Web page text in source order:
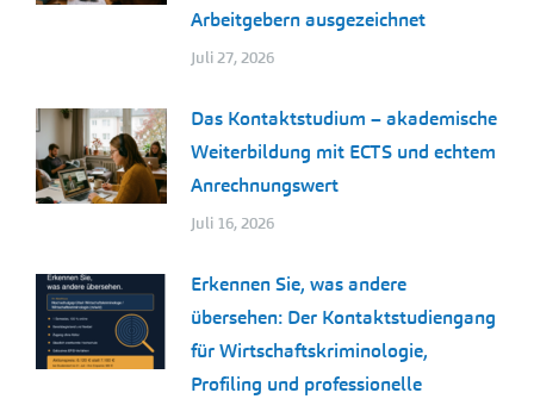
Arbeitgebern ausgezeichnet
Juli 27, 2026
Das Kontaktstudium – akademische
Weiterbildung mit ECTS und echtem
Anrechnungswert
Juli 16, 2026
Erkennen Sie, was andere
übersehen: Der Kontaktstudiengang
für Wirtschaftskriminologie,
Profiling und professionelle